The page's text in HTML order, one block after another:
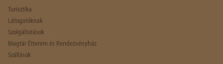
Turisztika
Látogatóknak
Szolgáltatások
Magtár Étterem és Rendezvényház
Szállások